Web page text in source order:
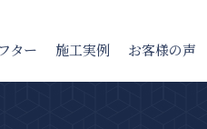
ター 施工実例 お客様の声